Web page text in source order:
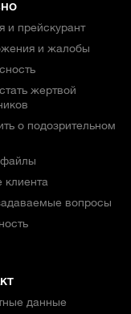
и прейскурант
и жалобы
жертвой
о подозрительном
вопросы
данные